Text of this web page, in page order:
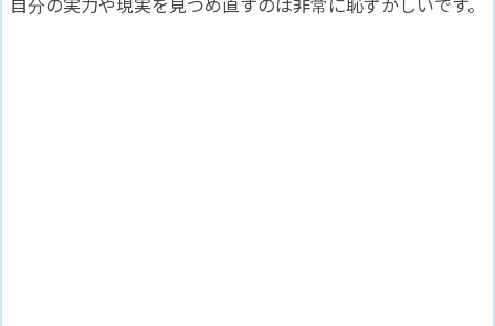
自分の実力や現実を見つめ直すのは非常に恥ずかしいです。